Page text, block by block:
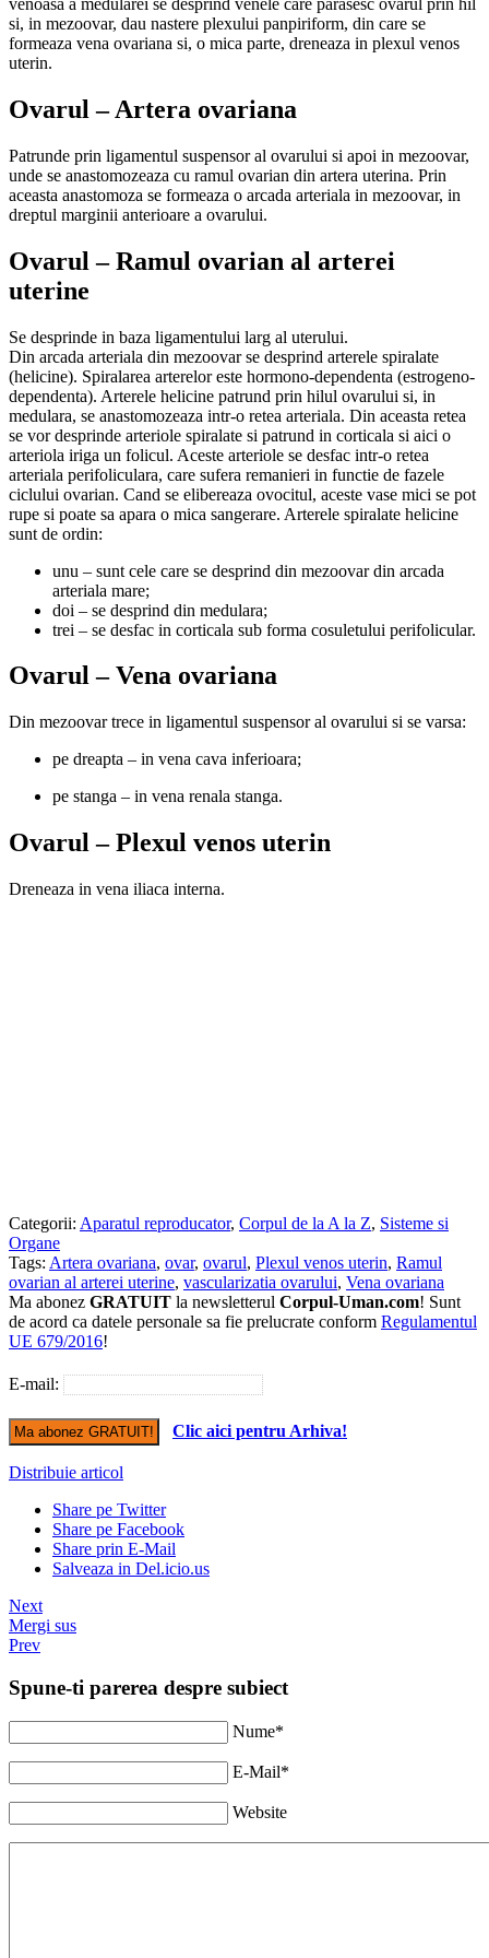
si, in mezoovar, dau nastere plexului panpiriform, din care se
formeaza vena ovariana si, o mica parte, dreneaza in plexul venos
uterin.
Ovarul – Artera ovariana
Patrunde prin ligamentul suspensor al ovarului si apoi in mezoovar,
unde se anastomozeaza cu ramul ovarian din artera uterina. Prin
aceasta anastomoza se formeaza o arcada arteriala in mezoovar, in
dreptul marginii anterioare a ovarului.
Ovarul – Ramul ovarian al arterei
uterine
Se desprinde in baza ligamentului larg al uterului.
Din arcada arteriala din mezoovar se desprind arterele spiralate
(helicine). Spiralarea arterelor este hormono-dependenta (estrogeno-
dependenta). Arterele helicine patrund prin hilul ovarului si, in
medulara, se anastomozeaza intr-o retea arteriala. Din aceasta retea
se vor desprinde arteriole spiralate si patrund in corticala si aici o
arteriola iriga un folicul. Aceste arteriole se desfac intr-o retea
arteriala perifoliculara, care sufera remanieri in functie de fazele
ciclului ovarian. Cand se elibereaza ovocitul, aceste vase mici se pot
rupe si poate sa apara o mica sangerare. Arterele spiralate helicine
sunt de ordin:
unu – sunt cele care se desprind din mezoovar din arcada
arteriala mare;
doi – se desprind din medulara;
trei – se desfac in corticala sub forma cosuletului perifolicular.
Ovarul – Vena ovariana
Din mezoovar trece in ligamentul suspensor al ovarului si se varsa:
pe dreapta – in vena cava inferioara;
pe stanga – in vena renala stanga.
Ovarul – Plexul venos uterin
Dreneaza in vena iliaca interna.
Categorii: Aparatul reproducator, Corpul de la A la Z, Sisteme si
Organe
Tags: Artera ovariana, ovar, ovarul, Plexul venos uterin, Ramul
ovarian al arterei uterine, vascularizatia ovarului, Vena ovariana
Ma abonez GRATUIT la newsletterul Corpul-Uman.com! Sunt
de acord ca datele personale sa fie prelucrate conform Regulamentul
UE 679/2016!
E-mail:
Clic aici pentru Arhiva!
Distribuie articol
Share pe Twitter
Share pe Facebook
Share prin E-Mail
Salveaza in Del.icio.us
Next
Mergi sus
Prev
Spune-ti parerea despre subiect
Nume*
E-Mail*
Website